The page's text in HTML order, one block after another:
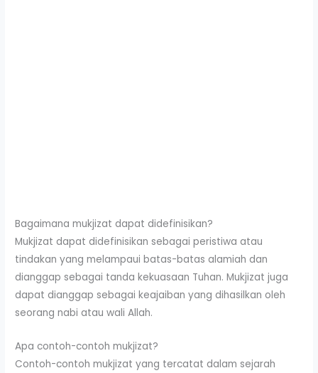
Bagaimana mukjizat dapat didefinisikan?
Mukjizat dapat didefinisikan sebagai peristiwa atau
tindakan yang melampaui batas-batas alamiah dan
dianggap sebagai tanda kekuasaan Tuhan. Mukjizat juga
dapat dianggap sebagai keajaiban yang dihasilkan oleh
seorang nabi atau wali Allah.
Apa contoh-contoh mukjizat?
Contoh-contoh mukjizat yang tercatat dalam sejarah